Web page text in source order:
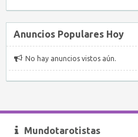
Anuncios Populares Hoy
No hay anuncios vistos aún.
Mundotarotistas